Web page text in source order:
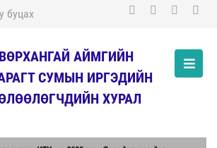
буцах
АЙМГИЙН
СУМЫН ИРГЭДИЙН
ХУРАЛ